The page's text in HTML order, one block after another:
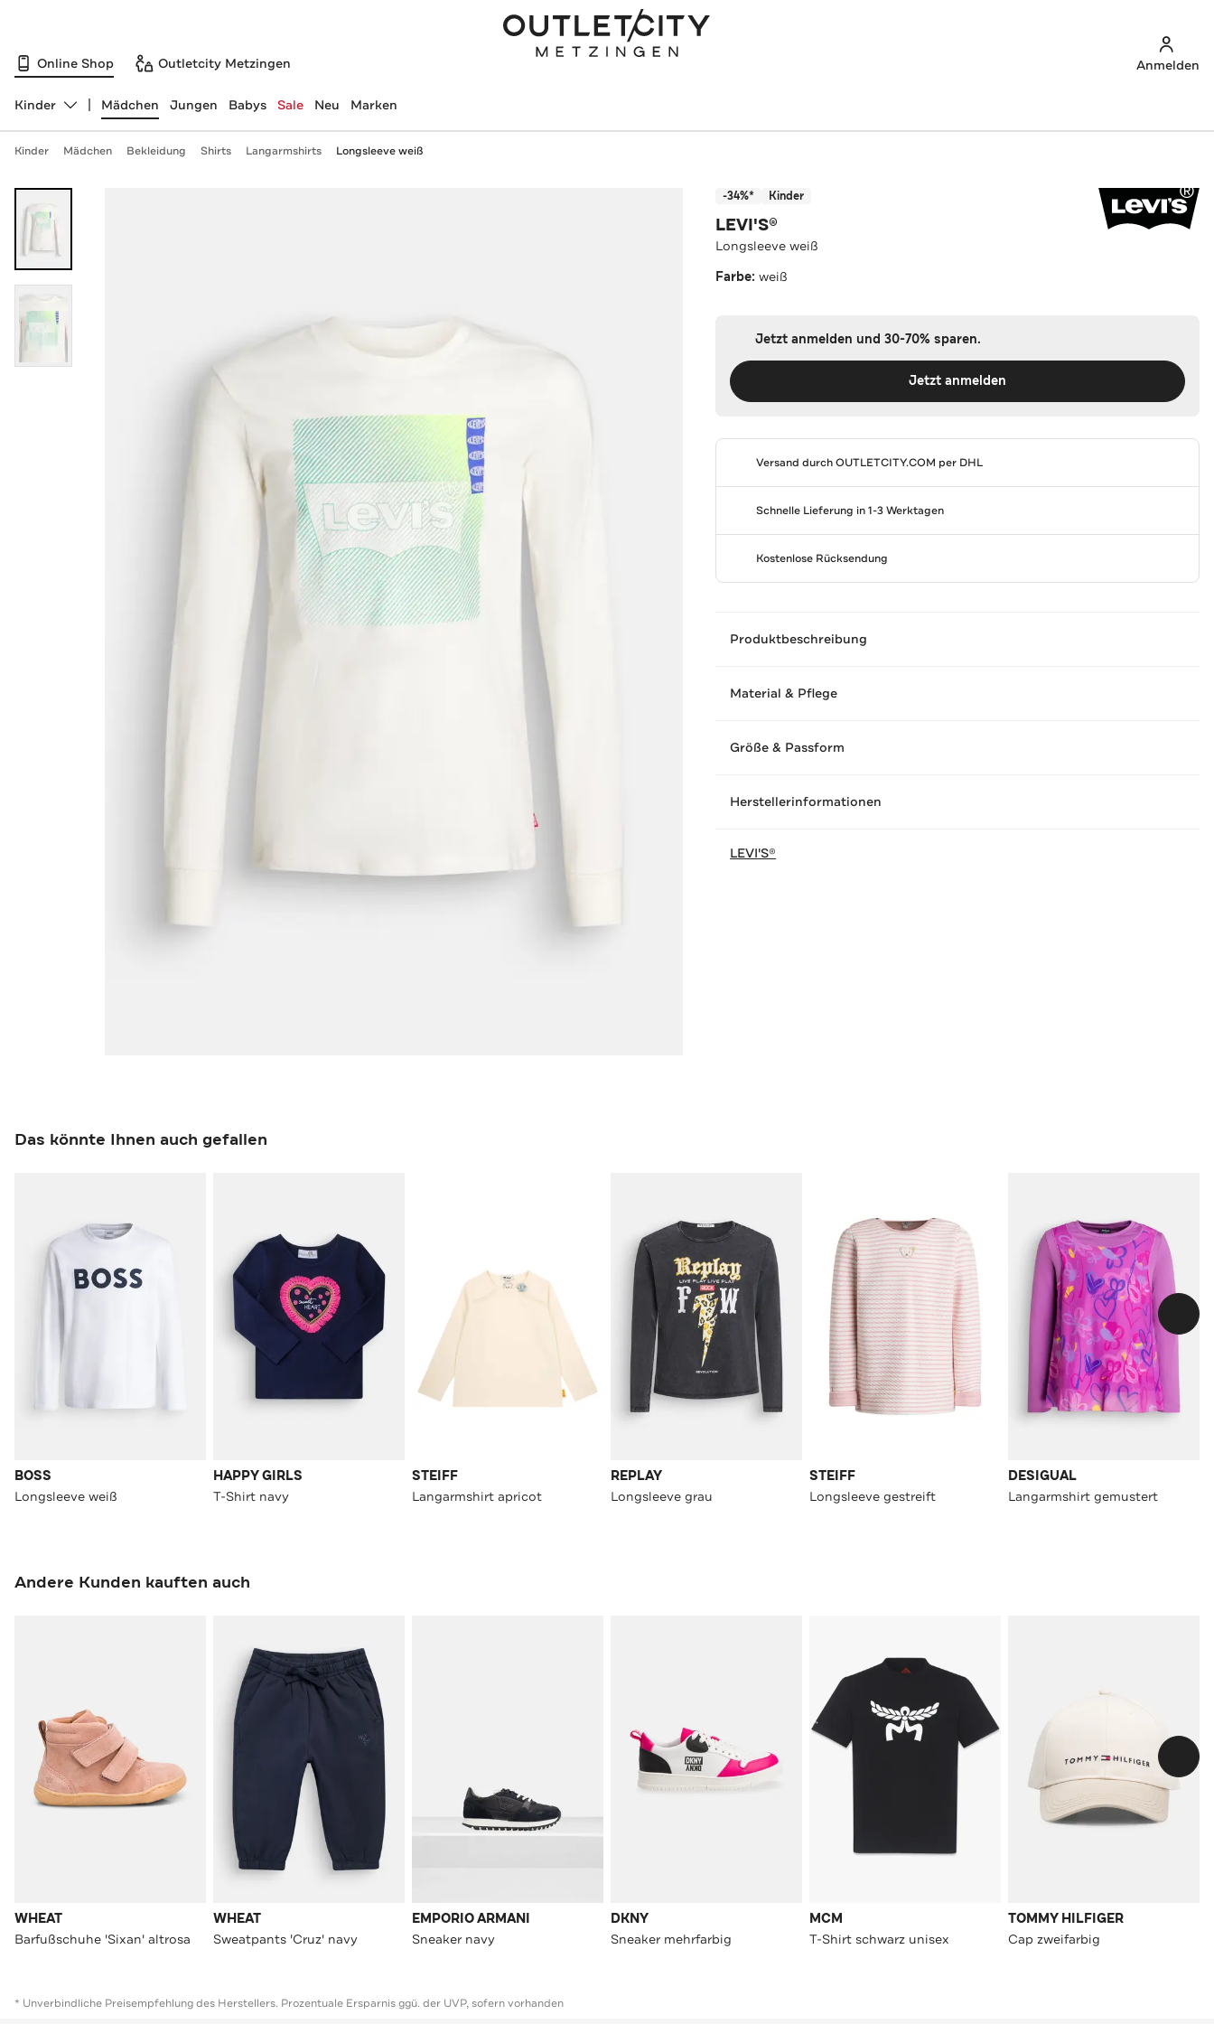
Online Shop Outletcity Metzingen Anmelden
Abteilung ändern, ausgewählt:
Kinder Mädchen Jungen Babys Sale Neu Marken
Kinder Mädchen Bekleidung Shirts Langarmshirts Longsleeve weiß
-34%* Kinder
LEVI'S®
Longsleeve weiß
Farbe:weiß
Jetzt anmelden und 30-70% sparen.
Jetzt anmelden
Versand durchOUTLETCITY.COM per DHL
Schnelle Lieferung in 1-3 Werktagen
Kostenlose Rücksendung
Produktbeschreibung
Material & Pflege
Größe & Passform
Herstellerinformationen
LEVI'S®
Das könnte Ihnen auch gefallen
BOSS
Longsleeve weiß
HAPPY GIRLS
T-Shirt navy
STEIFF
Langarmshirt apricot
REPLAY
Longsleeve grau
STEIFF
Longsleeve gestreift
DESIGUAL
Langarmshirt gemustert
Andere Kunden kauften auch
WHEAT
Barfußschuhe 'Sixan' altrosa
WHEAT
Sweatpants 'Cruz' navy
EMPORIO ARMANI
Sneaker navy
DKNY
Sneaker mehrfarbig
MCM
T-Shirt schwarz unisex
TOMMY HILFIGER
Cap zweifarbig
* Unverbindliche Preisempfehlung des Herstellers. Prozentuale Ersparnis ggü. der UVP, sofern vorhanden